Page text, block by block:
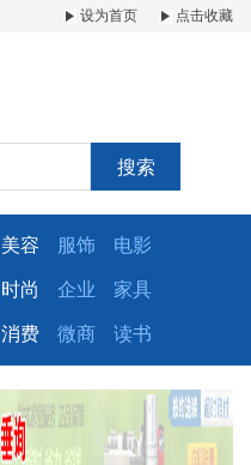
设为首页 点击收藏
搜索
美容 服饰 电影
时尚 企业 家具
消费 微商 读书